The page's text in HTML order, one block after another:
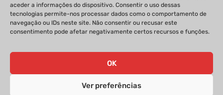
aceder a informações do dispositivo. Consentir o uso dessas
tecnologias permite-nos processar dados como o comportamento de
navegação ou IDs neste site. Não consentir ou recusar este
consentimento pode afetar negativamente certos recursos e funções.
OK
Ver preferências
PRIVACIDADE FICHA TÉCNICA
ESTATUTO EDITORIAL